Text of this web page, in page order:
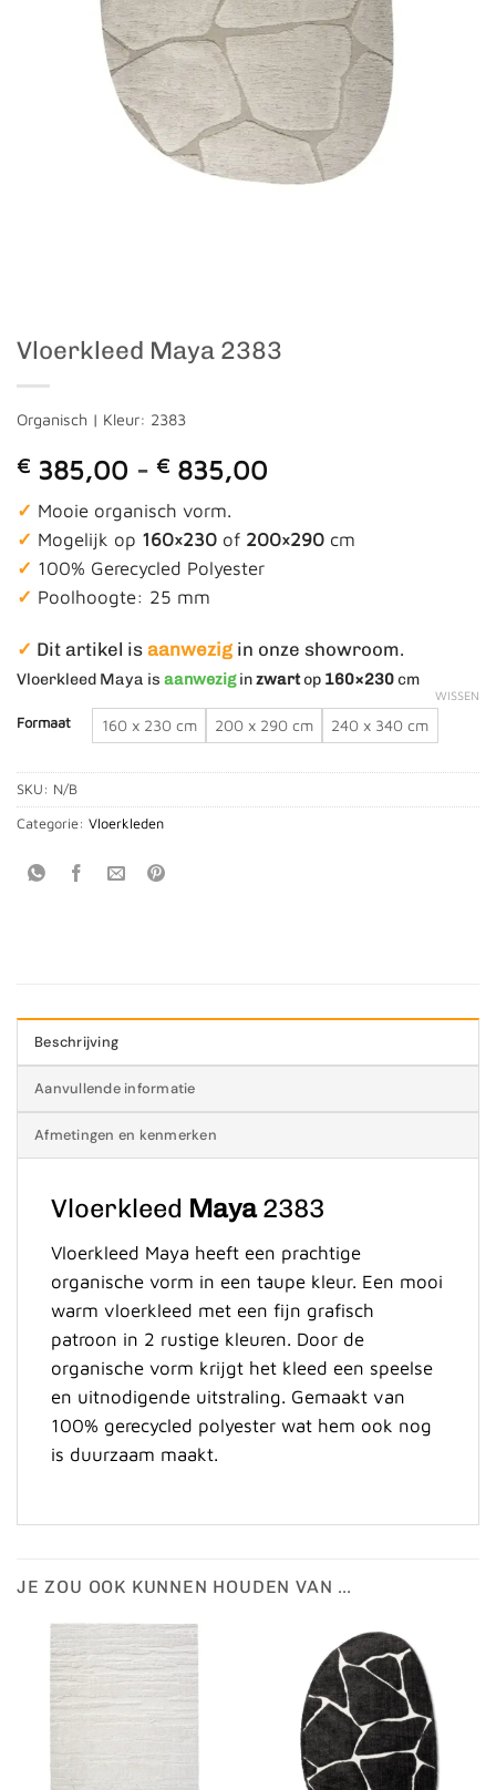
Vloerkleed Maya 2383
Organisch | Kleur: 2383
€ 385,00 - € 835,00
€ 835,00
✓ Mooie organisch vorm.
✓ Mogelijk op 160×230 of 200×290 cm
✓ 100% Gerecycled Polyester
✓ Poolhoogte: 25 mm
✓ Dit artikel is aanwezig in onze showroom.
Vloerkleed Maya is aanweziginzwartop 160×230cm
Formaat 160 x 230 cm 200 x 290 cm 240 x 340 cm
WISSEN
SKU: N/B
Categorie: Vloerkleden
Beschrijving
Aanvullende informatie
Afmetingen en kenmerken
Vloerkleed Maya2383
Vloerkleed Maya heeft een prachtige
organische vorm in een taupe kleur. Een mooi
warm vloerkleed met een fijn grafisch
patroon in 2 rustige kleuren. Door de
organische vorm krijgt het kleed een speelse
en uitnodigende uitstraling. Gemaakt van
100% gerecycled polyester wat hem ook nog
is duurzaam maakt.
JE ZOU OOK KUNNEN HOUDEN VAN …